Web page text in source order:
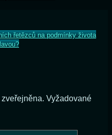
řetězců na podmínky života
Vyžadované